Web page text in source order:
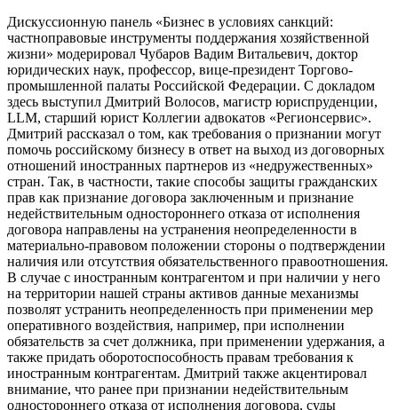
Дискуссионную панель «Бизнес в условиях санкций:
частноправовые инструменты поддержания хозяйственной
жизни» модерировал Чубаров Вадим Витальевич, доктор
юридических наук, профессор, вице-президент Торгово-
промышленной палаты Российской Федерации. С докладом
здесь выступил Дмитрий Волосов, магистр юриспруденции,
LLM, старший юрист Коллегии адвокатов «Регионcервис».
Дмитрий рассказал о том, как требования о признании могут
помочь российскому бизнесу в ответ на выход из договорных
отношений иностранных партнеров из «недружественных»
стран. Так, в частности, такие способы защиты гражданских
прав как признание договора заключенным и признание
недействительным одностороннего отказа от исполнения
договора направлены на устранения неопределенности в
материально-правовом положении стороны о подтверждении
наличия или отсутствия обязательственного правоотношения.
В случае с иностранным контрагентом и при наличии у него
на территории нашей страны активов данные механизмы
позволят устранить неопределенность при применении мер
оперативного воздействия, например, при исполнении
обязательств за счет должника, при применении удержания, а
также придать оборотоспособность правам требования к
иностранным контрагентам. Дмитрий также акцентировал
внимание, что ранее при признании недействительным
одностороннего отказа от исполнения договора, суды